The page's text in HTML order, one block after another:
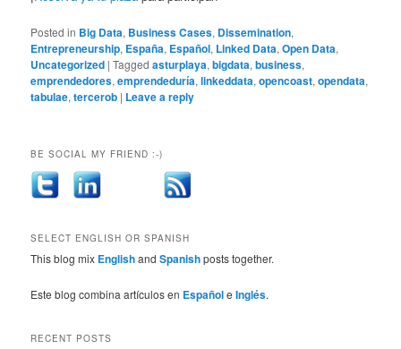
Posted in Big Data, Business Cases, Dissemination,
Entrepreneurship, España, Español, Linked Data,Open Data,
Uncategorized |Tagged asturplaya,bigdata,business,
emprendedores,emprendeduría,linkeddata,opencoast,opendata,
tabulae,tercerob | Leave a reply
BE SOCIAL MY FRIEND :-)
SELECT ENGLISH OR SPANISH
This blog mix EnglishandSpanishposts together.
Este blog combina artículos en EspañoleInglés.
RECENT POSTS